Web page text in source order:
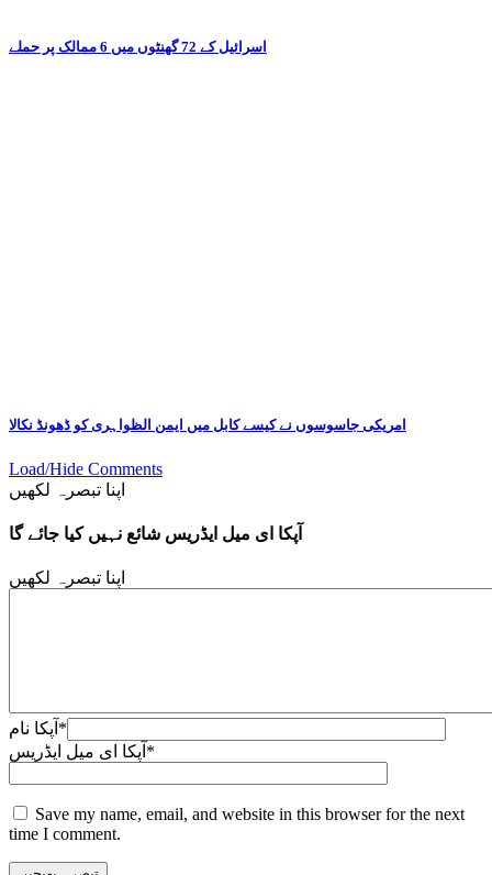
اسرائیل کے 72 گھنٹوں میں 6 ممالک پر حملے
امریکی جاسوسوں نے کیسے کابل میں ایمن الظواہری کو ڈھونڈ نکالا
Load/Hide Comments
اپنا تبصرہ لکھیں
آپکا ای میل ایڈریس شائع نہیں کیا جائے گا
اپنا تبصرہ لکھیں
آپکا نام *
آپکا ای میل ایڈریس *
Save my name, email, and website in this browser for the next
time I comment.